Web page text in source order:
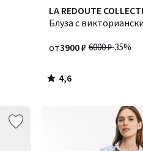
LA REDOUTE
Блуза с
6000 ₽-35%
от3900 ₽
4,6
/ 5
Количество
цветов:
4,6
/